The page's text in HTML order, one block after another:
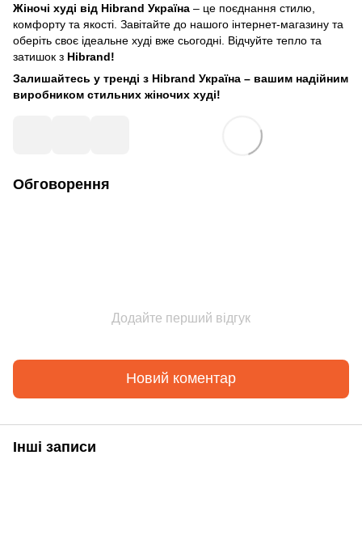
Жіночі худі від Hibrand Україна – це поєднання стилю,
комфорту та якості. Завітайте до нашого інтернет-магазину та
оберіть своє ідеальне худі вже сьогодні. Відчуйте тепло та
затишок з Hibrand!
Залишайтесь у тренді з Hibrand Україна – вашим надійним
виробником стильних жіночих худі!
Обговорення
Додайте перший відгук
Новий коментар
Інші записи